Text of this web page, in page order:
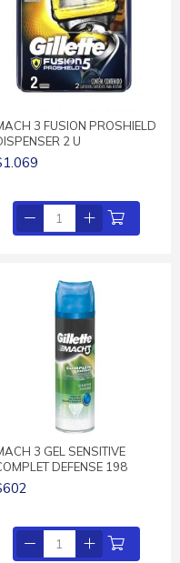
3 FUSION PROSHIELD
2 U
3 GEL SENSITIVE
DEFENSE 198